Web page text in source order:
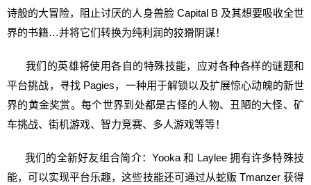
诗般的大冒险，阻止讨厌的人身兽脸 Capital B 及其想要吸收全世
界的书籍…并将它们转换为纯利润的狡猾阴谋！
我们的英雄将使用各自的特殊技能，应对各种各样的谜题和
平台挑战，寻找 Pagies，一种用于解锁以及扩展惊心动魄的新世
界的黄金奖赏。每个世界到处都是古怪的人物、丑陋的大怪、矿
车挑战、街机游戏、智力竞赛、多人游戏等等！
我们的全新好友组合简介：Yooka 和 Laylee 拥有许多特殊技
能，可以实现平台乐趣，这些技能还可通过从蛇贩 Tmanzer 获得